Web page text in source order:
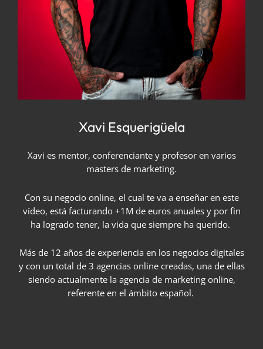
Xavi Esquerigüela
Xavi es mentor, conferenciante y profesor en varios
masters de marketing.
Con su negocio online, el cual te va a enseñar en este
vídeo, está facturando +1M de euros anuales y por fin
ha logrado tener, la vida que siempre ha querido.
Más de 12 años de experiencia en los negocios digitales
y con un total de 3 agencias online creadas, una de ellas
siendo actualmente la agencia de marketing online,
referente en el ámbito español.